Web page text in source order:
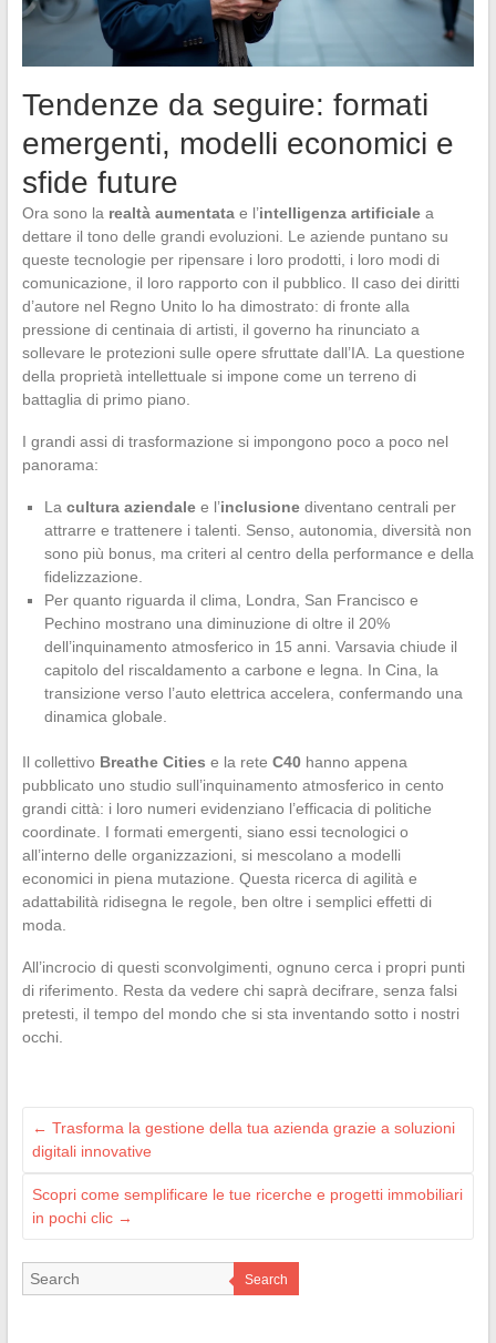
Tendenze da seguire: formati
emergenti, modelli economici e
sfide future
Ora sono la realtà aumentatae l’intelligenza artificialea
dettare il tono delle grandi evoluzioni. Le aziende puntano su
queste tecnologie per ripensare i loro prodotti, i loro modi di
comunicazione, il loro rapporto con il pubblico. Il caso dei diritti
d’autore nel Regno Unito lo ha dimostrato: di fronte alla
pressione di centinaia di artisti, il governo ha rinunciato a
sollevare le protezioni sulle opere sfruttate dall’IA. La questione
della proprietà intellettuale si impone come un terreno di
battaglia di primo piano.
I grandi assi di trasformazione si impongono poco a poco nel
panorama:
La cultura aziendalee l’inclusionediventano centrali per
attrarre e trattenere i talenti. Senso, autonomia, diversità non
sono più bonus, ma criteri al centro della performance e della
fidelizzazione.
Per quanto riguarda il clima, Londra, San Francisco e
Pechino mostrano una diminuzione di oltre il 20%
dell’inquinamento atmosferico in 15 anni. Varsavia chiude il
capitolo del riscaldamento a carbone e legna. In Cina, la
transizione verso l’auto elettrica accelera, confermando una
dinamica globale.
Il collettivo Breathe Cities e la rete C40hanno appena
pubblicato uno studio sull’inquinamento atmosferico in cento
grandi città: i loro numeri evidenziano l’efficacia di politiche
coordinate. I formati emergenti, siano essi tecnologici o
all’interno delle organizzazioni, si mescolano a modelli
economici in piena mutazione. Questa ricerca di agilità e
adattabilità ridisegna le regole, ben oltre i semplici effetti di
moda.
All’incrocio di questi sconvolgimenti, ognuno cerca i propri punti
di riferimento. Resta da vedere chi saprà decifrare, senza falsi
pretesti, il tempo del mondo che si sta inventando sotto i nostri
occhi.
← Trasforma la gestione della tua azienda grazie a soluzioni
digitali innovative
Scopri come semplificare le tue ricerche e progetti immobiliari
in pochi clic →
Search